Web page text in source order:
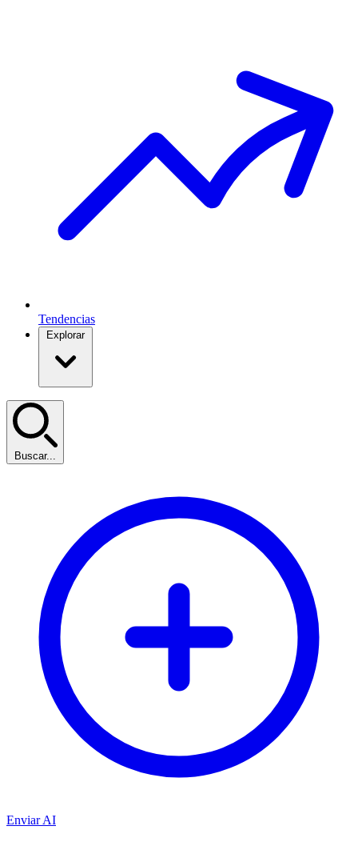
Tendencias
Explorar
Buscar...
Enviar AI